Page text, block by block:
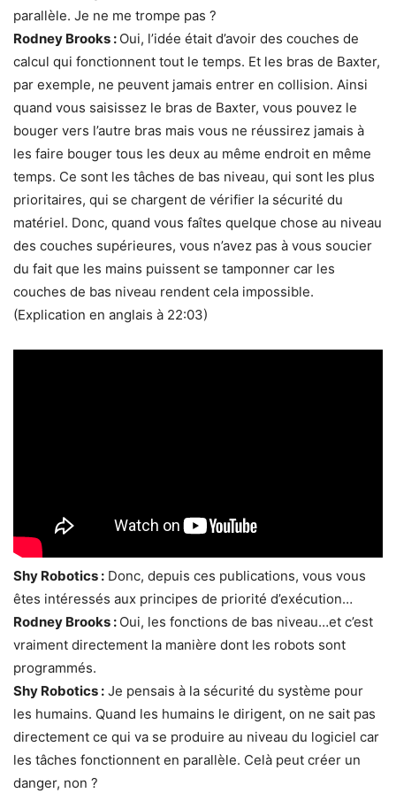
parallèle. Je ne me trompe pas ?
Rodney Brooks : Oui, l’idée était d’avoir des couches de
calcul qui fonctionnent tout le temps. Et les bras de Baxter,
par exemple, ne peuvent jamais entrer en collision. Ainsi
quand vous saisissez le bras de Baxter, vous pouvez le
bouger vers l’autre bras mais vous ne réussirez jamais à
les faire bouger tous les deux au même endroit en même
temps. Ce sont les tâches de bas niveau, qui sont les plus
prioritaires, qui se chargent de vérifier la sécurité du
matériel. Donc, quand vous faîtes quelque chose au niveau
des couches supérieures, vous n’avez pas à vous soucier
du fait que les mains puissent se tamponner car les
couches de bas niveau rendent cela impossible.
(Explication en anglais à 22:03)
Shy Robotics : Donc, depuis ces publications, vous vous
êtes intéressés aux principes de priorité d’exécution…
Rodney Brooks : Oui, les fonctions de bas niveau…et c’est
vraiment directement la manière dont les robots sont
programmés.
Shy Robotics : Je pensais à la sécurité du système pour
les humains. Quand les humains le dirigent, on ne sait pas
directement ce qui va se produire au niveau du logiciel car
les tâches fonctionnent en parallèle. Celà peut créer un
danger, non ?